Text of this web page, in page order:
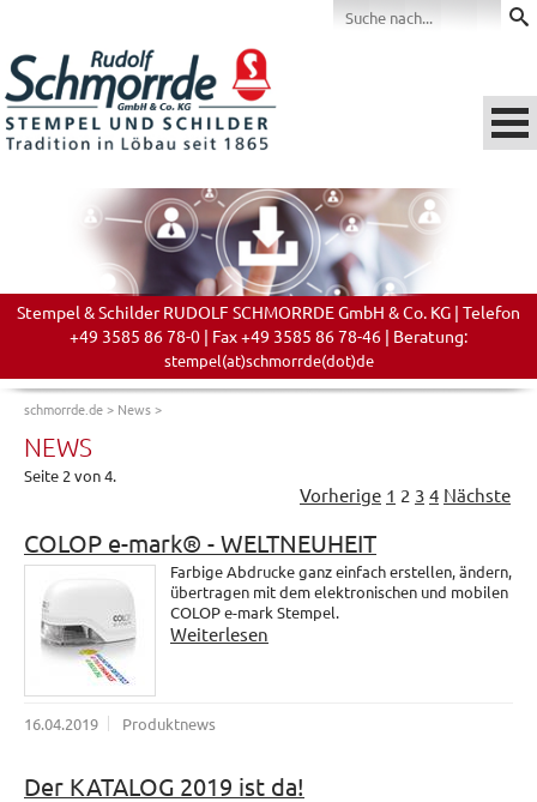
Stempel & Schilder RUDOLF SCHMORRDE GmbH & Co. KG | Telefon
+49 3585 86 78-0 | Fax +49 3585 86 78-46 | Beratung:
stempel(at)schmorrde(dot)de
schmorrde.de> News>
NEWS
Seite 2 von 4.
Vorherige 1 2 3 4 Nächste
COLOP e-mark® - WELTNEUHEIT
Farbige Abdrucke ganz einfach erstellen, ändern,
übertragen mit dem elektronischen und mobilen
COLOP e-mark Stempel.
Weiterlesen
16.04.2019 Produktnews
Der KATALOG 2019 ist da!